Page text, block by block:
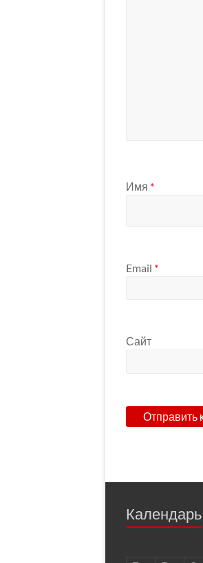
Имя *
Email *
Сайт
Календарь